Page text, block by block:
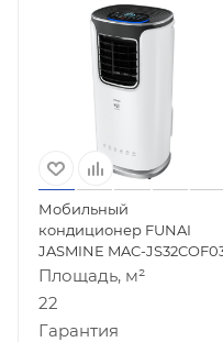
Мобильный
кондиционер FUNAI
JASMINE MAC-
Площадь, м²
22
Гарантия